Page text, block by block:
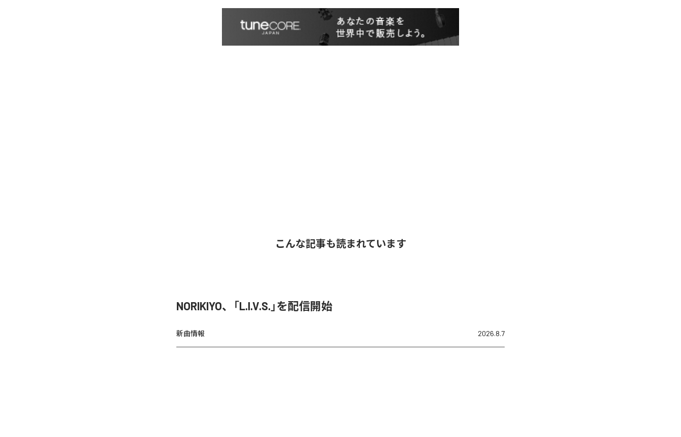
こんな記事も読まれています
NORIKIYO、「L.I.V.S.」を配信開始
新曲情報 2026.8.7